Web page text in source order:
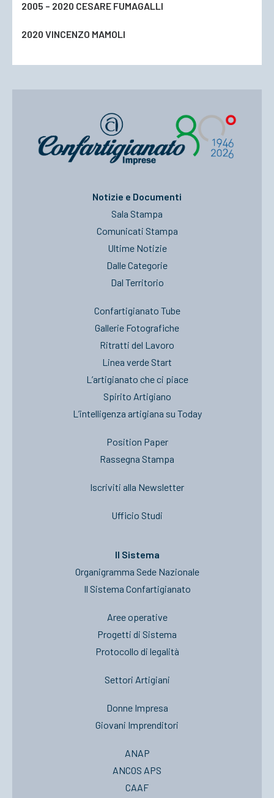
2005 – 2020 CESARE FUMAGALLI
2020 VINCENZO MAMOLI
Notizie e Documenti
Sala Stampa
Comunicati Stampa
Ultime Notizie
Dalle Categorie
Dal Territorio
Confartigianato Tube
Gallerie Fotografiche
Ritratti del Lavoro
Linea verde Start
L’artigianato che ci piace
Spirito Artigiano
L’intelligenza artigiana su Today
Position Paper
Rassegna Stampa
Iscriviti alla Newsletter
Ufficio Studi
Il Sistema
Organigramma Sede Nazionale
Il Sistema Confartigianato
Aree operative
Progetti di Sistema
Protocollo di legalità
Settori Artigiani
Donne Impresa
Giovani Imprenditori
ANAP
ANCOS APS
CAAF